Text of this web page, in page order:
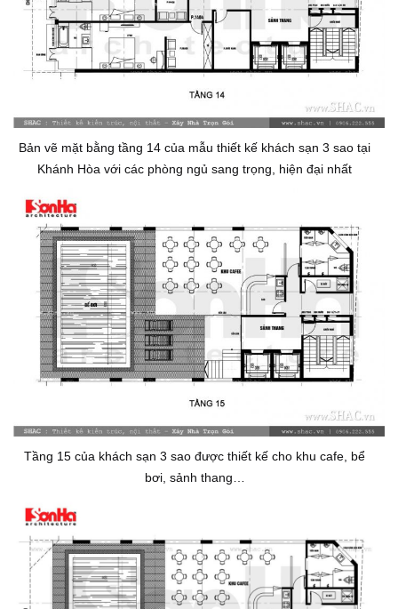
Bản vẽ mặt bằng tầng 14 của mẫu thiết kế khách sạn 3 sao tại
Khánh Hòa với các phòng ngủ sang trọng, hiện đại nhất
Tầng 15 của khách sạn 3 sao được thiết kế cho khu cafe, bể
bơi, sảnh thang…